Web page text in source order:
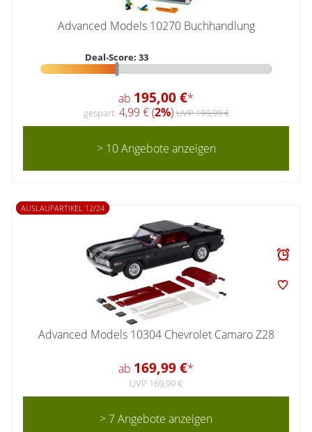
Advanced Models 10270 Buchhandlung
Deal-Score: 33
ab 195,00 €*
gespart: 4,99 € (2%)UVP 199,99 €
> 10 Angebote anzeigen
AUSLAUFARTIKEL 12/24
Advanced Models 10304 Chevrolet Camaro Z28
ab 169,99 €*
UVP 169,99 €
> 7 Angebote anzeigen